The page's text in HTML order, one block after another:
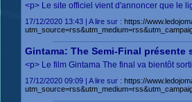
<p> Le site officiel vient d'annoncer que le
17/12/2020 13:43 | A lire sur : https://
Gintama: The Semi-Final présente
<p> Le film Gintama The final va bientôt
17/12/2020 09:09 | A lire sur : https://